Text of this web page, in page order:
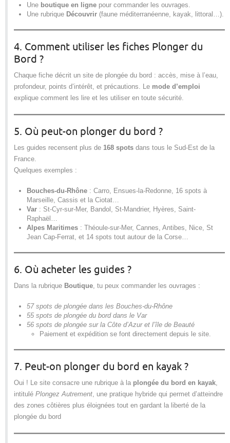
Une boutique en ligne pour commander les ouvrages.
Une rubrique Découvrir (faune méditerranéenne, kayak, littoral…).
4. Comment utiliser les fiches Plonger du
Bord ?
Chaque fiche décrit un site de plongée du bord : accès, mise à l’eau,
profondeur, points d’intérêt, et précautions. Le mode d’emploi
explique comment les lire et les utiliser en toute sécurité.
5. Où peut-on plonger du bord ?
Les guides recensent plus de 168 spots dans tous le Sud-Est de la
France.
Quelques exemples :
Bouches-du-Rhône : Carro, Ensues-la-Redonne, 16 spots à
Marseille, Cassis et la Ciotat…
Var : St-Cyr-sur-Mer, Bandol, St-Mandrier, Hyères, Saint-
Raphaël…
Alpes Maritimes : Théoule-sur-Mer, Cannes, Antibes, Nice, St
Jean Cap-Ferrat, et 14 spots tout autour de la Corse…
6. Où acheter les guides ?
Dans la rubrique Boutique , tu peux commander les ouvrages :
57 spots de plongée dans les Bouches-du-Rhône
55 spots de plongée du bord dans le Var
56 spots de plongée sur la Côte d’Azur et l’île de Beauté
Paiement et expédition se font directement depuis le site.
7. Peut-on plonger du bord en kayak ?
Oui ! Le site consacre une rubrique à la plongée du bord en kayak
intitulé Plongez Autrement , une pratique hybride qui permet d’atteindre
des zones côtières plus éloignées tout en gardant la liberté de la
plongée du bord